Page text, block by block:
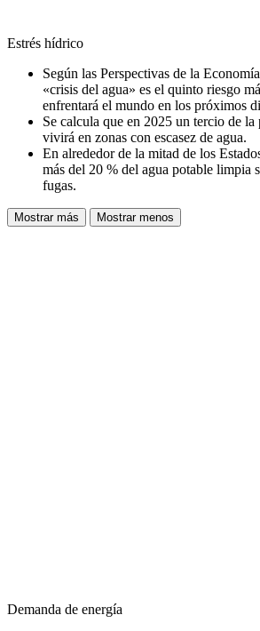
Estrés hídrico
Según las Perspectivas de la
«crisis del agua» es el quinto riesgo
enfrentará el mundo en los próximos
Se calcula que en 2025 un tercio de
vivirá en zonas con escasez de agua.
En alrededor de la mitad de los
más del 20 % del agua potable limpia
fugas.
Mostrar más Mostrar menos
Demanda de energía